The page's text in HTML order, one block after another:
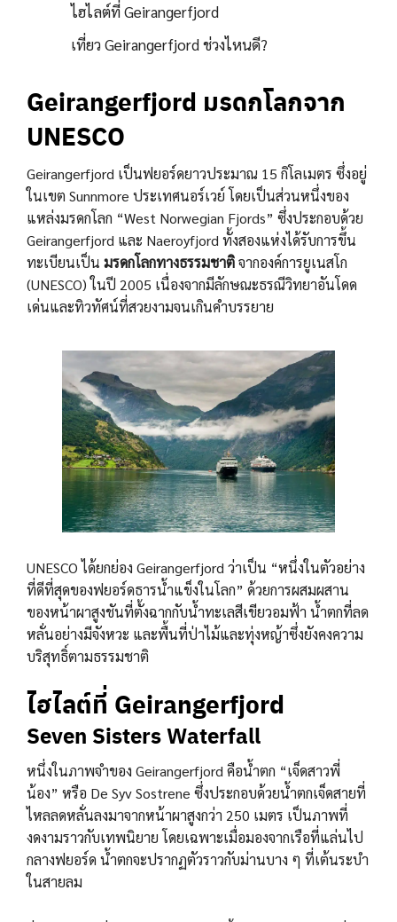
ไฮไลต์ที่ Geirangerfjord
เที่ยว Geirangerfjord ช่วงไหนดี?
Geirangerfjord มรดกโลกจาก
UNESCO
Geirangerfjord เป็นฟยอร์ดยาวประมาณ 15 กิโลเมตร ซึ่งอยู่
ในเขต Sunnmore ประเทศนอร์เวย์ โดยเป็นส่วนหนึ่งของ
แหล่งมรดกโลก “West Norwegian Fjords” ซึ่งประกอบด้วย
Geirangerfjord และ Naeroyfjord ทั้งสองแห่งได้รับการขึ้น
ทะเบียนเป็น มรดกโลกทางธรรมชาติจากองค์การยูเนสโก
(UNESCO) ในปี 2005 เนื่องจากมีลักษณะธรณีวิทยาอันโดด
เด่นและทิวทัศน์ที่สวยงามจนเกินคำบรรยาย
UNESCO ได้ยกย่อง Geirangerfjord ว่าเป็น “หนึ่งในตัวอย่าง
ที่ดีที่สุดของฟยอร์ดธารน้ำแข็งในโลก” ด้วยการผสมผสาน
ของหน้าผาสูงชันที่ตั้งฉากกับน้ำทะเลสีเขียวอมฟ้า น้ำตกที่ลด
หลั่นอย่างมีจังหวะ และพื้นที่ป่าไม้และทุ่งหญ้าซึ่งยังคงความ
บริสุทธิ์ตามธรรมชาติ
ไฮไลต์ที่ Geirangerfjord
Seven Sisters Waterfall
หนึ่งในภาพจำของ Geirangerfjord คือน้ำตก “เจ็ดสาวพี่
น้อง” หรือ De Syv Sostrene ซึ่งประกอบด้วยน้ำตกเจ็ดสายที่
ไหลลดหลั่นลงมาจากหน้าผาสูงกว่า 250 เมตร เป็นภาพที่
งดงามราวกับเทพนิยาย โดยเฉพาะเมื่อมองจากเรือที่แล่นไป
กลางฟยอร์ด น้ำตกจะปรากฏตัวราวกับม่านบาง ๆ ที่เต้นระบำ
ในสายลม